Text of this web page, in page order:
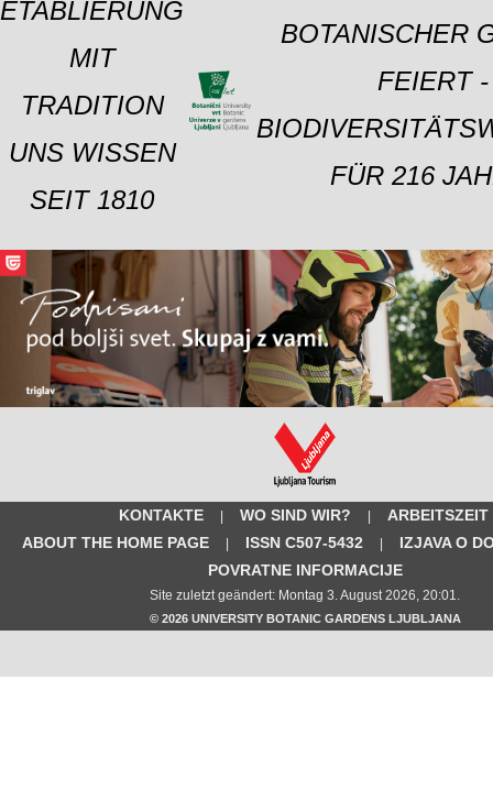
ETABLIERUNG
MIT
TRADITION
UNS WISSEN
SEIT 1810
BOTANISCHER
FEIERT -
FÜR 216
KONTAKTE WO SIND WIR?
ARBEITSZEIT
ABOUT THE HOME PAGE
ISSN C507-5432
IZJAVA O
POVRATNE INFORMACIJE
Site zuletzt geändert: Montag 3. August 2026, 20:01.
© 2026 UNIVERSITY BOTANIC GARDENS LJUBLJANA